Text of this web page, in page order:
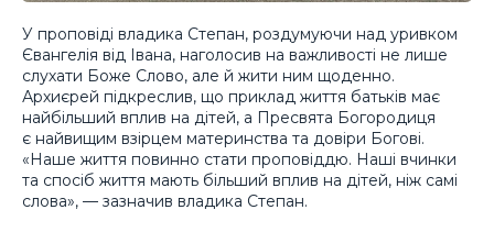
У проповіді владика Степан, роздумуючи над уривком
Євангелія від Івана, наголосив на важливості не лише
слухати Боже Слово, але й жити ним щоденно.
Архиєрей підкреслив, що приклад життя батьків має
найбільший вплив на дітей, а Пресвята Богородиця
є найвищим взірцем материнства та довіри Богові.
«Наше життя повинно стати проповіддю. Наші вчинки
та спосіб життя мають більший вплив на дітей, ніж самі
слова», — зазначив владика Степан.